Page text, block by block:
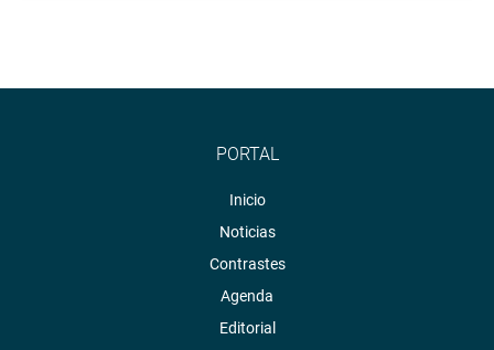
PORTAL
Inicio
Noticias
Contrastes
Agenda
Editorial